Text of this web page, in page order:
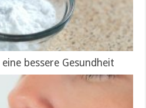
bessere Gesundheit